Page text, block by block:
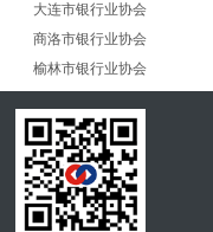
大连市银行业协会
商洛市银行业协会
榆林市银行业协会